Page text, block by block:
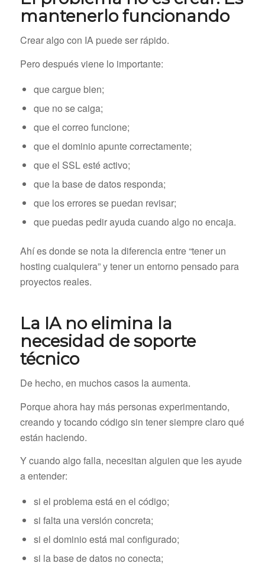
mantenerlo funcionando
Crear algo con IA puede ser rápido.
Pero después viene lo importante:
que cargue bien;
que no se caiga;
que el correo funcione;
que el dominio apunte correctamente;
que el SSL esté activo;
que la base de datos responda;
que los errores se puedan revisar;
que puedas pedir ayuda cuando algo no encaja.
Ahí es donde se nota la diferencia entre “tener un
hosting cualquiera” y tener un entorno pensado para
proyectos reales.
La IA no elimina la
necesidad de soporte
técnico
De hecho, en muchos casos la aumenta.
Porque ahora hay más personas experimentando,
creando y tocando código sin tener siempre claro qué
están haciendo.
Y cuando algo falla, necesitan alguien que les ayude
a entender:
si el problema está en el código;
si falta una versión concreta;
si el dominio está mal configurado;
si la base de datos no conecta;